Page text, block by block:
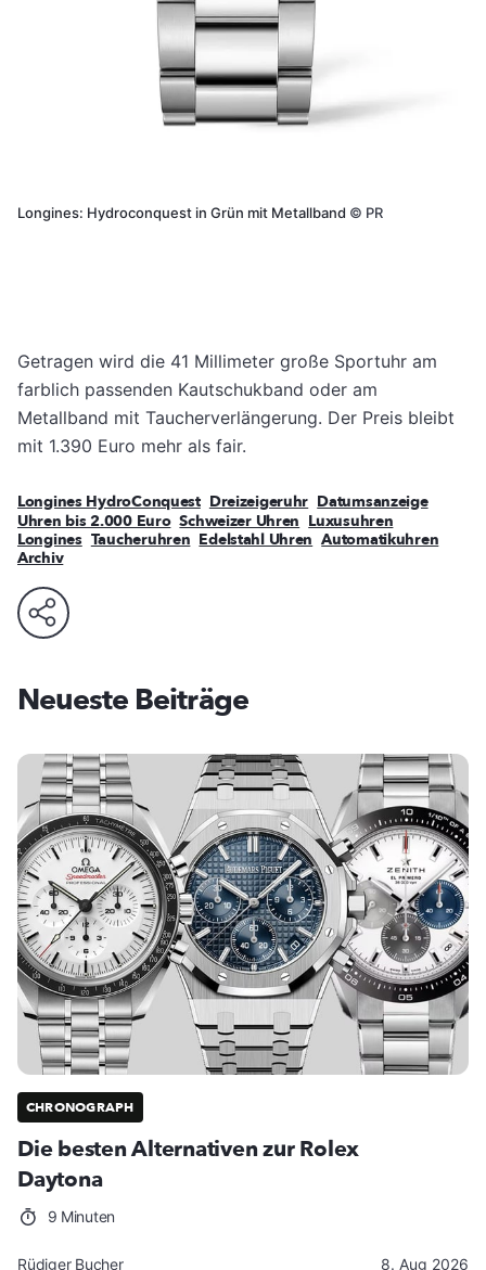
Longines: Hydroconquest in Grün mit Metallband © PR
Getragen wird die 41 Millimeter große Sportuhr am
farblich passenden Kautschukband oder am
Metallband mit Taucherverlängerung. Der Preis bleibt
mit 1.390 Euro mehr als fair.
Longines HydroConquest Dreizeigeruhr Datumsanzeige
Uhren bis 2.000 Euro Schweizer Uhren Luxusuhren
Longines Taucheruhren Edelstahl Uhren Automatikuhren
Archiv
Neueste Beiträge
CHRONOGRAPH
Die besten Alternativen zur Rolex
Daytona
9 Minuten
Rüdiger Bucher 8. Aug 2026